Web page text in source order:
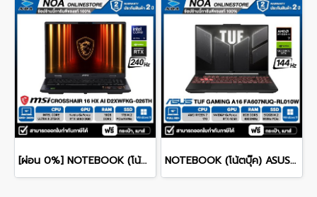
[ผ่อน 0%] NOTEBOOK (โน้ตบุ๊ก) MSI CROSSHAIR 16 HX AI D2XWFKG-026TH 16" QHD+ 240Hz/CORE ULTRA 9 275HX/RAM 16GB/SSD 1B/RTX 5060/WINDOWS /11+OFFICE รับประกันศูนย์ไทย 2ปี NOTEBOOK (โน้ตบุ๊ค) ASUS TUF GAMING A16 FA607NUQ-RL010W 16" FHD+ 144Hz/RYZEN 7 170/RAM 8GB/SSD 512GB/RTX4050 รับประกันซ่อมฟรีถึงบ้าน 2ปี